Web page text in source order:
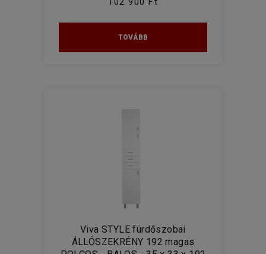
TOVÁBB
Viva STYLE fürdőszobai
ÁLLÓSZEKRÉNY 192 magas